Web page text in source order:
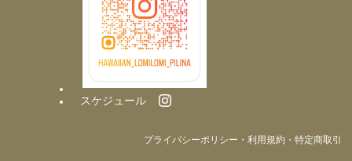
スケジュール
プライバシーポリシー・利用規約・特定商取引